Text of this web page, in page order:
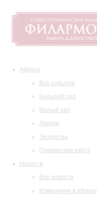
Афиша
Все события
Большой зал
Малый зал
Лекции
Экскурсии
Пушкинская карта
Новости
Все новости
Изменения в афише